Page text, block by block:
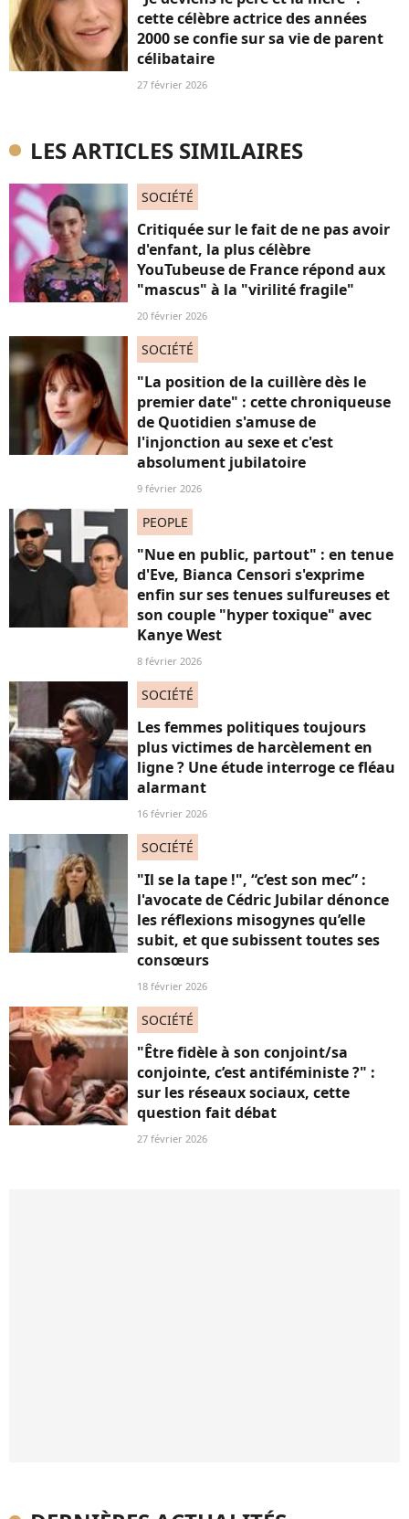
cette célèbre actrice des années
2000 se confie sur sa vie de parent
célibataire
27 février 2026
LES ARTICLES SIMILAIRES
SOCIÉTÉ
Critiquée sur le fait de ne pas avoir
d'enfant, la plus célèbre
YouTubeuse de France répond aux
"mascus" à la "virilité fragile"
20 février 2026
SOCIÉTÉ
"La position de la cuillère dès le
premier date" : cette chroniqueuse
de Quotidien s'amuse de
l'injonction au sexe et c'est
absolument jubilatoire
9 février 2026
PEOPLE
"Nue en public, partout" : en tenue
d'Eve, Bianca Censori s'exprime
enfin sur ses tenues sulfureuses et
son couple "hyper toxique" avec
Kanye West
8 février 2026
SOCIÉTÉ
Les femmes politiques toujours
plus victimes de harcèlement en
ligne ? Une étude interroge ce fléau
alarmant
16 février 2026
SOCIÉTÉ
"Il se la tape !", “c’est son mec” :
l'avocate de Cédric Jubilar dénonce
les réflexions misogynes qu’elle
subit, et que subissent toutes ses
consœurs
18 février 2026
SOCIÉTÉ
"Être fidèle à son conjoint/sa
conjointe, c’est antiféministe ?" :
sur les réseaux sociaux, cette
question fait débat
27 février 2026